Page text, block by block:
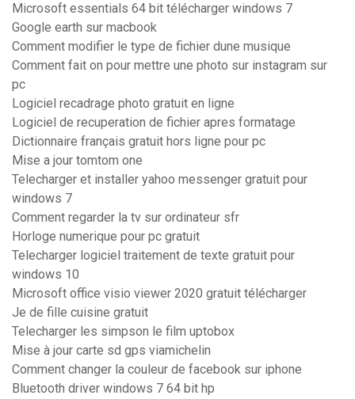
Microsoft essentials 64 bit télécharger windows 7
Google earth sur macbook
Comment modifier le type de fichier dune musique
Comment fait on pour mettre une photo sur instagram sur
pc
Logiciel recadrage photo gratuit en ligne
Logiciel de recuperation de fichier apres formatage
Dictionnaire français gratuit hors ligne pour pc
Mise a jour tomtom one
Telecharger et installer yahoo messenger gratuit pour
windows 7
Comment regarder la tv sur ordinateur sfr
Horloge numerique pour pc gratuit
Telecharger logiciel traitement de texte gratuit pour
windows 10
Microsoft office visio viewer 2020 gratuit télécharger
Je de fille cuisine gratuit
Telecharger les simpson le film uptobox
Mise à jour carte sd gps viamichelin
Comment changer la couleur de facebook sur iphone
Bluetooth driver windows 7 64 bit hp